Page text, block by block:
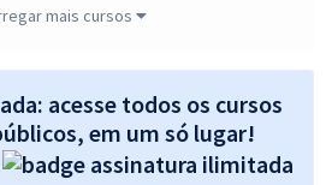
para Assistente Administrativo
20,65
R$ 61,96 (-20%)
Comprar
mais cursos
acesse todos os cursos
em um só lugar!